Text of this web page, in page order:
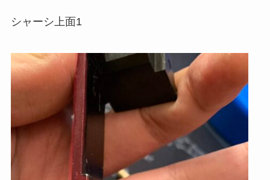
シャーシ上面1